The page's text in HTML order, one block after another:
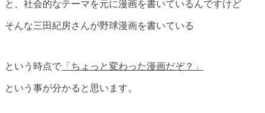
と、社会的なテーマを元に漫画を書いているんですけど
そんな三田紀房さんが野球漫画を書いている
という時点で 「ちょっと変わった漫画だぞ？」
という事が分かると思います。